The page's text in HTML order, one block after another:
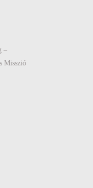
–
Misszió